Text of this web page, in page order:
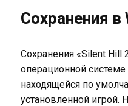
Сохранения в
Сохранения «Silent Hill
операционной
находящейся по
установленной игрой.